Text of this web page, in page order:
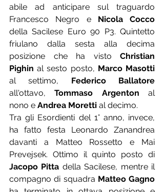
abile ad anticipare sul traguardo
Francesco Negro e Nicola Cocco
della Sacilese Euro 90 P3. Quintetto
friulano dalla sesta alla decima
posizione che ha visto Christian
Pighin al sesto posto, Marco Masotti
al settimo, Federico Ballatore
all'ottavo, Tommaso Argenton al
nono e Andrea Moretti al decimo.
Tra gli Esordienti del 1° anno, invece,
ha fatto festa Leonardo Zanandrea
davanti a Matteo Rossetto e Mai
Jacopo Pitta della Sacilese, mentre il
compagno di squadra Matteo Gagno